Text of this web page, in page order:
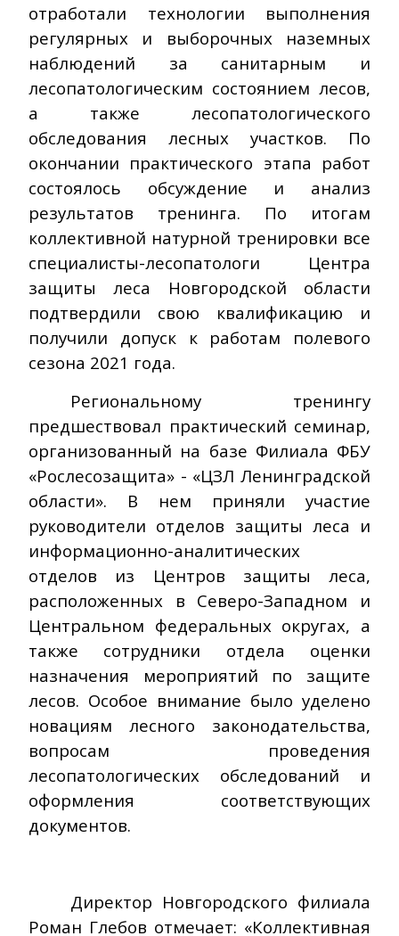
отработали технологии выполнения
регулярных и выборочных наземных
наблюдений за санитарным и
лесопатологическим состоянием лесов,
а также лесопатологического
обследования лесных участков. По
окончании практического этапа работ
состоялось обсуждение и анализ
результатов тренинга. По итогам
коллективной натурной тренировки все
специалисты-лесопатологи Центра
защиты леса Новгородской области
подтвердили свою квалификацию и
получили допуск к работам полевого
сезона 2021 года.
Региональному тренингу
предшествовал практический семинар,
организованный на базе Филиала ФБУ
«Рослесозащита» - «ЦЗЛ Ленинградской
области». В нем приняли участие
руководители отделов защиты леса и
информационно-аналитических
отделов из Центров защиты леса,
расположенных в Северо-Западном и
Центральном федеральных округах, а
также сотрудники отдела оценки
назначения мероприятий по защите
лесов. Особое внимание было уделено
новациям лесного законодательства,
вопросам проведения
лесопатологических обследований и
оформления соответствующих
документов.
Директор Новгородского филиала
Роман Глебов отмечает: «Коллективная